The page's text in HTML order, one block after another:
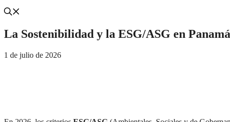
La Sostenibilidad y la ESG/ASG en
1 de julio de 2026